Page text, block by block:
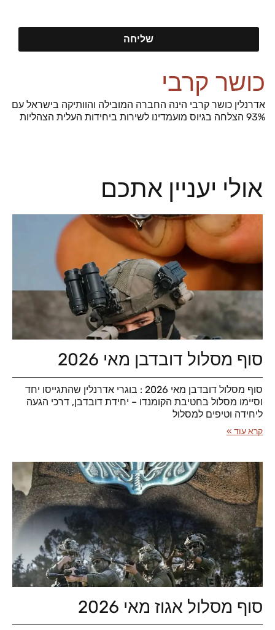
שליחה
כושר קרבי
אדרנלין כושר קרבי הינה החברה המובילה והוותיקה בישראל עם
93% הצלחה בגיוס מועמדינו לשירות ביחידות העלית הצהליות
אולי יעניין אתכם
סוף מסלול דובדבן מאי 2026
סוף מסלול דובדבן מאי 2026 : בוגרי אדרנלין שהתגייסו יחד
וסיימו מסלול בחטיבת הקומנדו – יחידת דובדבן, דרכי הגעה
ליחידה וטיפים למסלול
קרא עוד »
סוף מסלול אגוז מאי 2026